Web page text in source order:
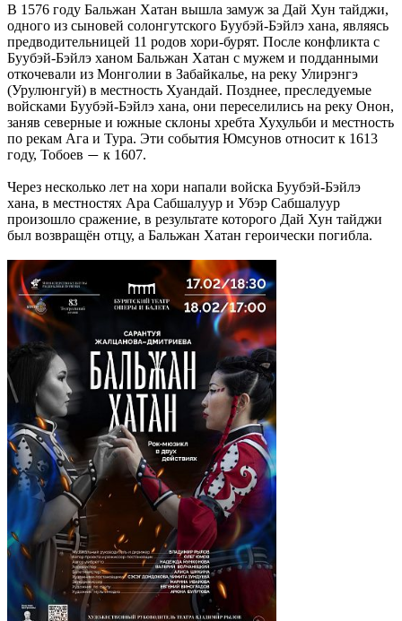
В 1576 году Бальжан Хатан вышла замуж за Дай Хун тайджи,
одного из сыновей солонгутского Буубэй-Бэйлэ хана, являясь
предводительницей 11 родов хори-бурят. После конфликта с
Буубэй-Бэйлэ ханом Бальжан Хатан с мужем и подданными
откочевали из Монголии в Забайкалье, на реку Улирэнгэ
(Урулюнгуй) в местность Хуандай. Позднее, преследуемые
войсками Буубэй-Бэйлэ хана, они переселились на реку Онон,
заняв северные и южные склоны хребта Хухульби и местность
по рекам Ага и Тура. Эти события Юмсунов относит к 1613
году, Тобоев — к 1607.
Через несколько лет на хори напали войска Буубэй-Бэйлэ
хана, в местностях Ара Сабшалуур и Убэр Сабшалуур
произошло сражение, в результате которого Дай Хун тайджи
был возвращён отцу, а Бальжан Хатан героически погибла.